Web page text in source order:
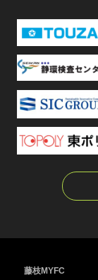
藤枝MYFC